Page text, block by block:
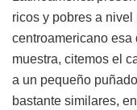
ricos y pobres a
centroamericano esa
muestra, citemos el
a un pequeño
bastante similares,